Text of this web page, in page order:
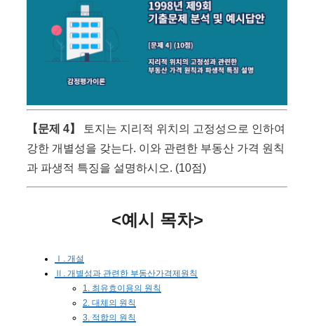
【문제 4】
토지는 지리적 위치의 고정성으로 인하여
강한 개별성을 갖는다. 이와 관련한 부동산 가격 원칙
과 파생적 특징을 설명하시오. (10점)
<예시 목차>
Ⅰ. 개설
Ⅱ. 개별성과 관련한 부동산가격제원칙
1. 최유효이용의 원칙
2. 대체의 원칙
3. 적합의 원칙